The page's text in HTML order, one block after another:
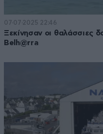
07·07·2025 22:46
Ξεκίνησαν οι θαλάσσιες
Belh@rra